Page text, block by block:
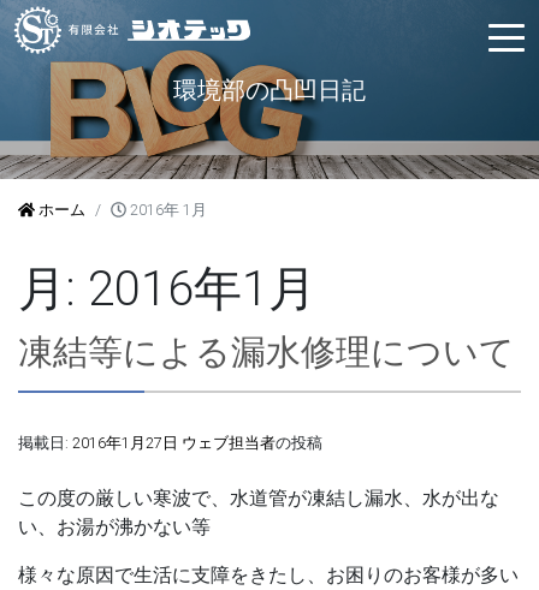
環境部の凸凹日記
ホーム 2016年 1月
月: 2016年1月
凍結等による漏水修理について
掲載日: 2016年1月27日 ウェブ担当者の投稿
この度の厳しい寒波で、水道管が凍結し漏水、水が出な
い、お湯が沸かない等
様々な原因で生活に支障をきたし、お困りのお客様が多い